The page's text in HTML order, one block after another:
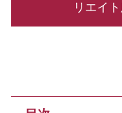
リエイ